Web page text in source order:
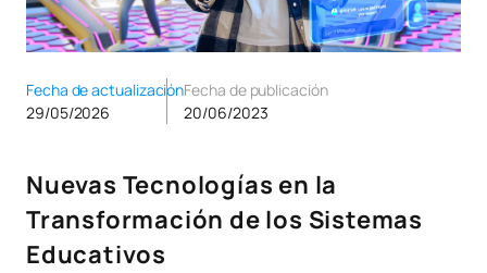
Fecha de actualización
29/05/2026
Fecha de publicación
20/06/2023
Nuevas Tecnologías en la
Transformación de los Sistemas
Educativos